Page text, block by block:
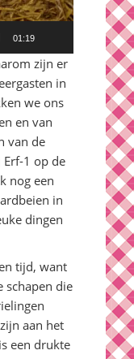
01:19
zijn er
in
we ons
en van
van de
1 op de
nog een
in
dingen
tijd, want
schapen die
aan het
een drukte